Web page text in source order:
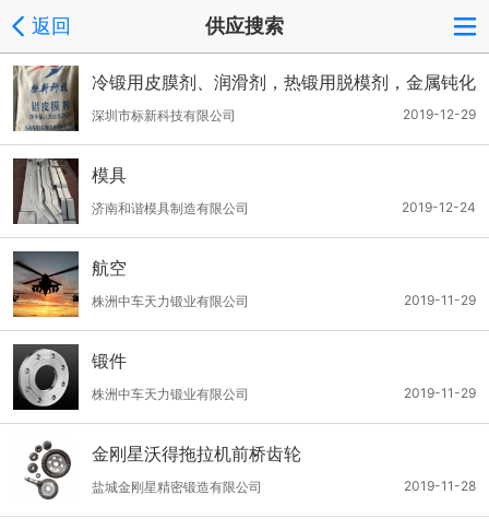
返回 供应搜索
冷锻用皮膜剂、润滑剂，热锻用脱模剂，金属钝化
剂
2019-12-29
深圳市标新科技有限公司
模具
2019-12-24
济南和谐模具制造有限公司
航空
2019-11-29
株洲中车天力锻业有限公司
锻件
2019-11-29
株洲中车天力锻业有限公司
金刚星沃得拖拉机前桥齿轮
2019-11-28
盐城金刚星精密锻造有限公司